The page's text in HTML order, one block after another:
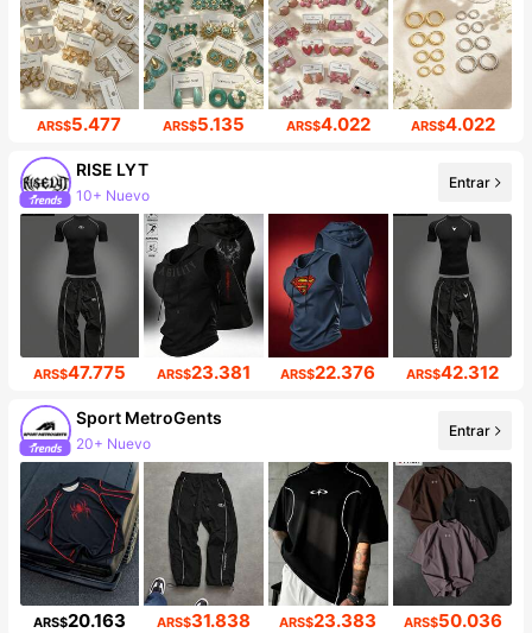
ARS$5.477 ARS$5.135 ARS$4.022 ARS$4.022
RISE LYT
10+ Nuevo
Incremento de seguidores de 18%
Entrar
ARS$47.775 ARS$23.381 ARS$22.376 ARS$42.312
Sport MetroGents
20+ Nuevo
Incremento de seguidores de 29%
Entrar
ARS$20.163 ARS$31.838 ARS$23.383 ARS$50.036